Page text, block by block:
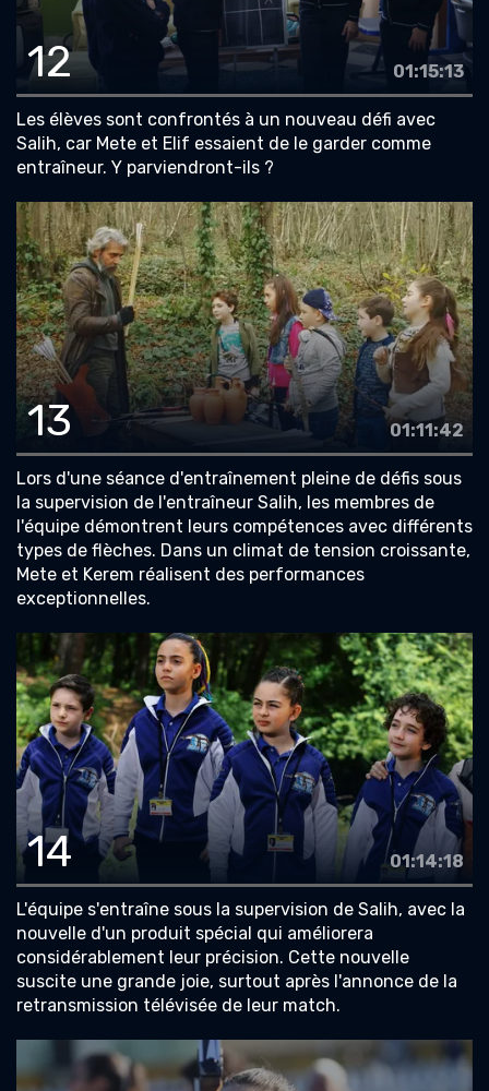
12 01:15:13
Les élèves sont confrontés à un nouveau défi avec
Salih, car Mete et Elif essaient de le garder comme
entraîneur. Y parviendront-ils ?
13 01:11:42
Lors d'une séance d'entraînement pleine de défis sous
la supervision de l'entraîneur Salih, les membres de
l'équipe démontrent leurs compétences avec différents
types de flèches. Dans un climat de tension croissante,
Mete et Kerem réalisent des performances
exceptionnelles.
14 01:14:18
L'équipe s'entraîne sous la supervision de Salih, avec la
nouvelle d'un produit spécial qui améliorera
considérablement leur précision. Cette nouvelle
suscite une grande joie, surtout après l'annonce de la
retransmission télévisée de leur match.